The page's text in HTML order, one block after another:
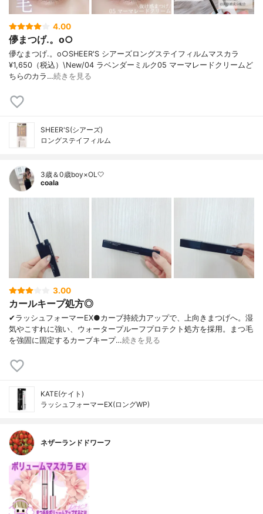
4.00
儚まつげ.。o○
儚なまつげ.。o○SHEER'S シアーズロングステイフィルムマスカラ
¥1,650（税込）\New/04 ラベンダーミルク05 マーマレードクリームど
ちらのカラ…続きを見る
SHEER'S(シアーズ)
ロングステイフィルム
3歳＆0歳boy×OL🤍
coala
3.00
カールキープ処方◎
✔︎ラッシュフォーマーEX●カーブ持続力アップで、上向きまつげへ。湿
気やこすれに強い、ウォータープルーフプロテクト処方を採用。まつ毛
を強固に固定するカーブキープ…続きを見る
KATE(ケイト)
ラッシュフォーマーEX(ロングWP)
ネザーランドドワーフ